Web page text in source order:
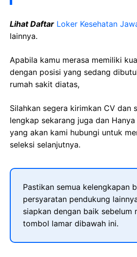
Lihat Daftar Loker Kesehatan
lainnya.
Apabila kamu merasa memiliki
dengan posisi yang sedang
rumah sakit diatas,
Silahkan segera kirimkan CV dan
lengkap sekarang juga dan
yang akan kami hubungi untuk
seleksi selanjutnya.
Pastikan semua kelengkapan
persyaratan pendukung
siapkan dengan baik sebelum
tombol lamar dibawah ini.